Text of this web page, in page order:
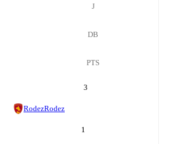
J
DB
PTS
3
RodezRodez
1